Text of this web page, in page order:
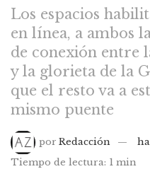
Los espacios
en línea, a ambos
de conexión entre
y la glorieta de la
que el resto va a
mismo puente
por Redacción
Tiempo de lectura: 1 min